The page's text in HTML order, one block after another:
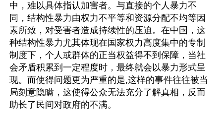
中，难以具体指认加害者。与直接的个人暴力不
同，结构性暴力由权力不平等和资源分配不均等因
素所致，对受害者造成持续性的压迫。在中国，这
种结构性暴力尤其体现在国家权力高度集中的专制
制度下，个人或群体的正当权益得不到保障，当社
会矛盾积累到一定程度时，最终就会以暴力形式呈
现。而使得问题更为严重的是,这样的事件往往被当
局刻意隐瞒，这使得公众无法充分了解真相，反而
助长了民间对政府的不满。